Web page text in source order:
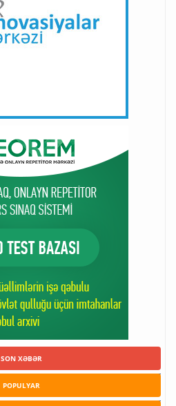
SON XƏBƏR
POPULYAR